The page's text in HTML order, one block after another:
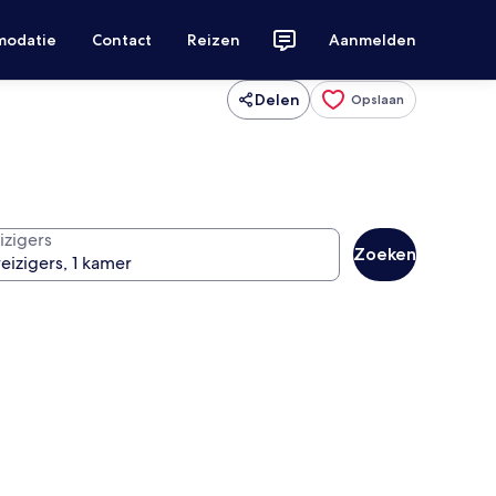
Contact Reizen Aanmelden
Delen Opslaan
Zoeken